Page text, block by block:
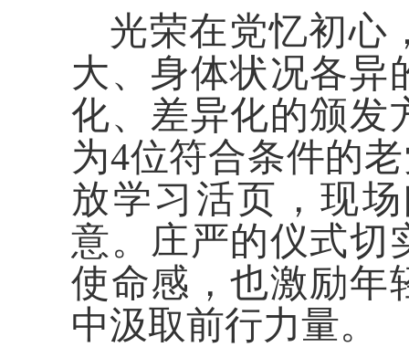
光荣在党忆初心
大、身体状况各异
化、差异化的颁发
为4位符合条件的
放学习活页，现
意。庄严的仪式切
使命感，也激励年
中汲取前行力量。